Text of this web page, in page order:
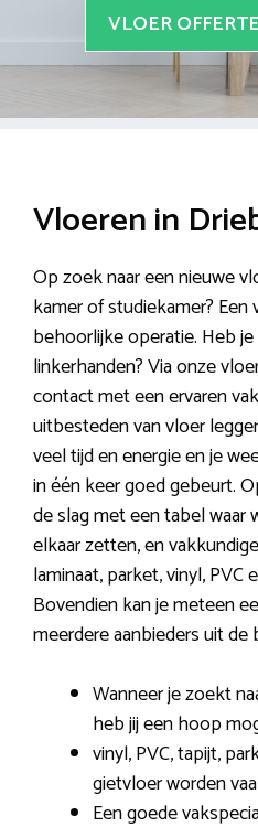
VLOER
Vloeren in
Op zoek naar een nieuwe
kamer of studiekamer?
behoorlijke operatie. Heb
linkerhanden? Via onze
contact met een ervaren
uitbesteden van vloer
veel tijd en energie en je
in één keer goed gebeurt.
de slag met een tabel waar
elkaar zetten, en
laminaat, parket, vinyl, PVC
Bovendien kan je meteen
meerdere aanbieders uit de
Wanneer je zoekt
heb jij een hoop
vinyl, PVC, tapijt,
gietvloer worden
Een goede